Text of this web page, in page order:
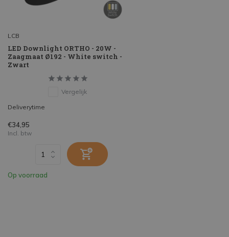
LCB
LED Downlight ORTHO - 20W -
Zaagmaat Ø192 - White switch -
Zwart
Vergelijk
Deliverytime
€34,95
Incl. btw
Op voorraad